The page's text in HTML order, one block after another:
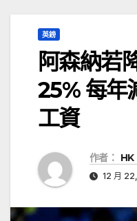
英鎊
阿森納若
25% 每年
工資
作者： HK
12 月